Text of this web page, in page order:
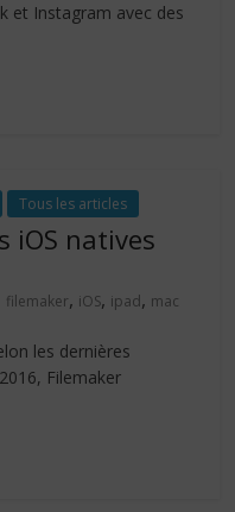
et Instagram avec des
Tous les articles
iOS natives
filemaker, iOS, ipad, mac
les dernières
Filemaker